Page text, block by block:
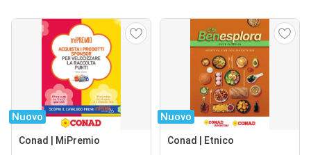
Nuovo
Conad | MiPremio
Nuovo
Conad | Etnico